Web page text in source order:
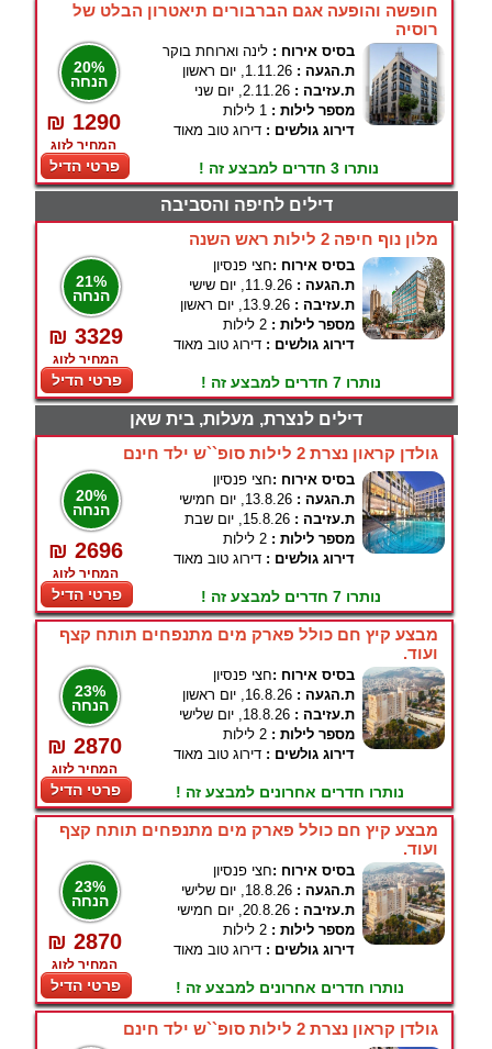
חופשה והופעה אגם הברבורים תיאטרון הבלט של
רוסיה
20%
הנחה
₪ 1290
המחיר לזוג
פרטי הדיל
בסיס אירוח : לינה וארוחת בוקר
ת.הגעה : 1.11.26, יום ראשון
ת.עזיבה : 2.11.26, יום שני
מספר לילות : 1 לילות
דירוג גולשים : דירוג טוב מאוד
נותרו 3 חדרים למבצע זה !
דילים לחיפה והסביבה
מלון נוף חיפה 2 לילות ראש השנה
21%
הנחה
₪ 3329
המחיר לזוג
פרטי הדיל
בסיס אירוח :חצי פנסיון
ת.הגעה : 11.9.26, יום שישי
ת.עזיבה : 13.9.26, יום ראשון
מספר לילות : 2 לילות
דירוג גולשים : דירוג טוב מאוד
נותרו 7 חדרים למבצע זה !
דילים לנצרת, מעלות, בית שאן
גולדן קראון נצרת 2 לילות סופ``ש ילד חינם
20%
הנחה
₪ 2696
המחיר לזוג
פרטי הדיל
בסיס אירוח :חצי פנסיון
ת.הגעה : 13.8.26, יום חמישי
ת.עזיבה : 15.8.26, יום שבת
מספר לילות : 2 לילות
דירוג גולשים : דירוג טוב מאוד
נותרו 7 חדרים למבצע זה !
מבצע קיץ חם כולל פארק מים מתנפחים תותח קצף
ועוד.
23%
הנחה
₪ 2870
המחיר לזוג
פרטי הדיל
בסיס אירוח :חצי פנסיון
ת.הגעה : 16.8.26, יום ראשון
ת.עזיבה : 18.8.26, יום שלישי
מספר לילות : 2 לילות
דירוג גולשים : דירוג טוב מאוד
נותרו חדרים אחרונים למבצע זה !
מבצע קיץ חם כולל פארק מים מתנפחים תותח קצף
ועוד.
23%
הנחה
₪ 2870
המחיר לזוג
פרטי הדיל
בסיס אירוח :חצי פנסיון
ת.הגעה : 18.8.26, יום שלישי
ת.עזיבה : 20.8.26, יום חמישי
מספר לילות : 2 לילות
דירוג גולשים : דירוג טוב מאוד
נותרו חדרים אחרונים למבצע זה !
גולדן קראון נצרת 2 לילות סופ``ש ילד חינם